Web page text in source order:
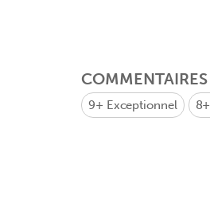
COMMENTAIRES
9+ Exceptionnel 8+